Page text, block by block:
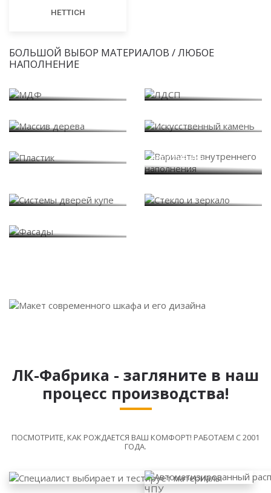
HETTICH
БОЛЬШОЙ ВЫБОР МАТЕРИАЛОВ / ЛЮБОЕ
НАПОЛНЕНИЕ
наполнения
ЛК-Фабрика - загляните в наш
процесс производства!
ПОСМОТРИТЕ, КАК РОЖДАЕТСЯ ВАШ КОМФОРТ! РАБОТАЕМ С 2001
ГОДА.